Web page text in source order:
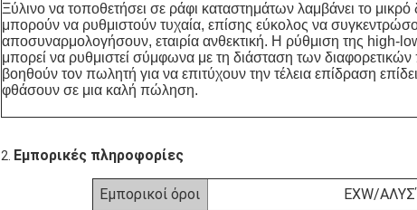
Ξύλινο να τοποθετήσει σε ράφι καταστημάτων λαμβάνει το
μπορούν να ρυθμιστούν τυχαία, επίσης εύκολος να
αποσυναρμολογήσουν, εταιρία ανθεκτική. Η ρύθμιση της high-
μπορεί να ρυθμιστεί σύμφωνα με τη διάσταση των
βοηθούν τον πωλητή για να επιτύχουν την τέλεια επίδραση
φθάσουν σε μια καλή πώληση.
2. Εμπορικές πληροφορίες
Εμπορικοί όροι EXW/